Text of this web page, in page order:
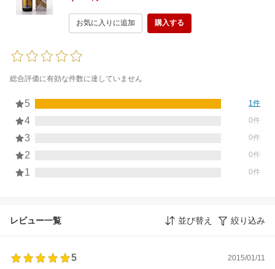
お気に入りに追加 購入する
総合評価に有効な件数に達していません
5 1件
4 0件
3 0件
2 0件
1 0件
レビュー一覧 並び替え 絞り込み
5
2015/01/11